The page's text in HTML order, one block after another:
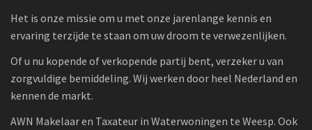
Het is onze missie om u met onze jarenlange kennis en
ervaring terzijde te staan om uw droom te verwezenlijken.
Of u nu kopende of verkopende partij bent, verzeker u van
zorgvuldige bemiddeling. Wij werken door heel Nederland en
kennen de markt.
AWN Makelaar en Taxateur in Waterwoningen te Weesp. Ook